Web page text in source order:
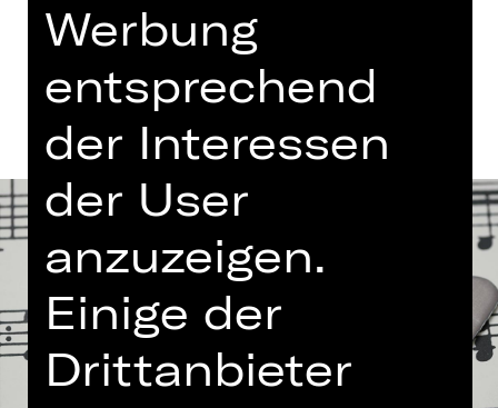
Termine und Besetzung
Werbung
entsprechend
der Interessen
der User
anzuzeigen.
Einige der
Drittanbieter